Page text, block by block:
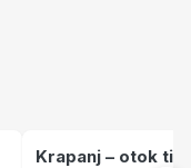
Krapanj – otok